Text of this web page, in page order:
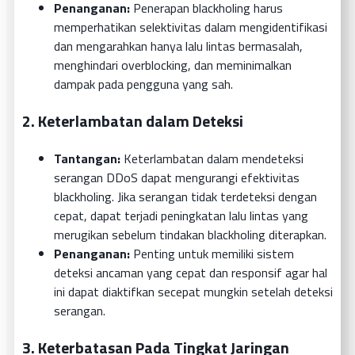
Penanganan: Penerapan blackholing harus
memperhatikan selektivitas dalam mengidentifikasi
dan mengarahkan hanya lalu lintas bermasalah,
menghindari overblocking, dan meminimalkan
dampak pada pengguna yang sah.
2.Keterlambatan dalam Deteksi
Tantangan: Keterlambatan dalam mendeteksi
serangan DDoS dapat mengurangi efektivitas
blackholing. Jika serangan tidak terdeteksi dengan
cepat, dapat terjadi peningkatan lalu lintas yang
merugikan sebelum tindakan blackholing diterapkan.
Penanganan: Penting untuk memiliki sistem
deteksi ancaman yang cepat dan responsif agar hal
ini dapat diaktifkan secepat mungkin setelah deteksi
serangan.
3.Keterbatasan Pada Tingkat Jaringan